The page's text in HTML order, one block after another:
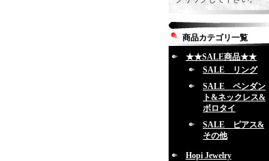
商品カテゴリ一覧
★★SALE商品★★
SALE リング
SALE ペンダン
ト&ネックレス&
ボロタイ
SALE ピアス&
その他
Hopi Jewelry